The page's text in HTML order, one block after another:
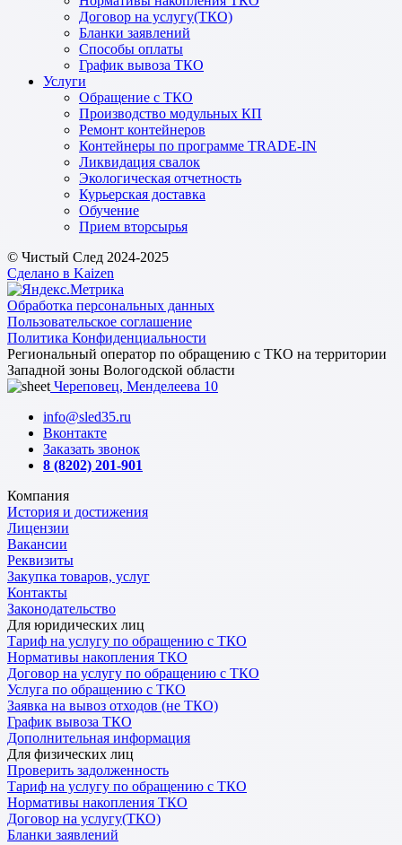
Договор на услугу(ТКО)
Бланки заявлений
Способы оплаты
График вывоза ТКО
Услуги
Обращение с ТКО
Производство модульных КП
Ремонт контейнеров
Контейнеры по программе TRADE-IN
Ликвидация свалок
Экологическая отчетность
Курьерская доставка
Обучение
Прием вторсырья
© Чистый След 2024-2025
Сделано в Kaizen
Обработка персональных данных
Пользовательское соглашение
Политика Конфиденциальности
Региональный оператор по обращению с ТКО на территории
Западной зоны Вологодской области
Череповец, Менделеева 10
info@sled35.ru
Вконтакте
Заказать звонок
8 (8202) 201-901
Компания
История и достижения
Лицензии
Вакансии
Реквизиты
Закупка товаров, услуг
Контакты
Законодательство
Для юридических лиц
Тариф на услугу по обращению с ТКО
Нормативы накопления ТКО
Договор на услугу по обращению с ТКО
Услуга по обращению с ТКО
Заявка на вывоз отходов (не ТКО)
График вывоза ТКО
Дополнительная информация
Для физических лиц
Проверить задолженность
Тариф на услугу по обращению с ТКО
Нормативы накопления ТКО
Договор на услугу(ТКО)
Бланки заявлений